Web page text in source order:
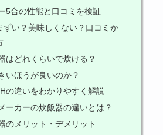
5合の性能と口コミを検証
ずい？美味しくない？口コミか
はどれくらいで炊ける？
いほうが良いのか？
の違いをわかりやすく解説
ーカーの炊飯器の違いとは？
のメリット・デメリット